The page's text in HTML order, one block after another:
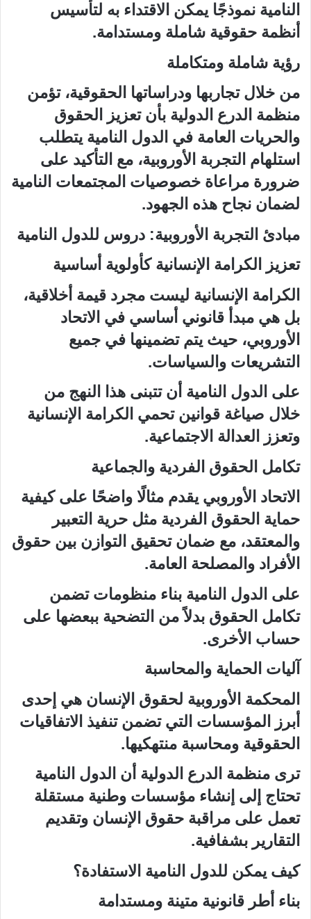
النامية نموذجًا يمكن الاقتداء به لتأسيس
أنظمة حقوقية شاملة ومستدامة.
رؤية شاملة ومتكاملة
من خلال تجاربها ودراساتها الحقوقية، تؤمن
منظمة الدرع الدولية بأن تعزيز الحقوق
والحريات العامة في الدول النامية يتطلب
استلهام التجربة الأوروبية، مع التأكيد على
ضرورة مراعاة خصوصيات المجتمعات النامية
لضمان نجاح هذه الجهود.
مبادئ التجربة الأوروبية: دروس للدول النامية
تعزيز الكرامة الإنسانية كأولوية أساسية
الكرامة الإنسانية ليست مجرد قيمة أخلاقية،
بل هي مبدأ قانوني أساسي في الاتحاد
الأوروبي، حيث يتم تضمينها في جميع
التشريعات والسياسات.
على الدول النامية أن تتبنى هذا النهج من
خلال صياغة قوانين تحمي الكرامة الإنسانية
وتعزز العدالة الاجتماعية.
تكامل الحقوق الفردية والجماعية
الاتحاد الأوروبي يقدم مثالًا واضحًا على كيفية
حماية الحقوق الفردية مثل حرية التعبير
والمعتقد، مع ضمان تحقيق التوازن بين حقوق
الأفراد والمصلحة العامة.
على الدول النامية بناء منظومات تضمن
تكامل الحقوق بدلاً من التضحية ببعضها على
حساب الأخرى.
آليات الحماية والمحاسبة
المحكمة الأوروبية لحقوق الإنسان هي إحدى
أبرز المؤسسات التي تضمن تنفيذ الاتفاقيات
الحقوقية ومحاسبة منتهكيها.
ترى منظمة الدرع الدولية أن الدول النامية
تحتاج إلى إنشاء مؤسسات وطنية مستقلة
تعمل على مراقبة حقوق الإنسان وتقديم
التقارير بشفافية.
كيف يمكن للدول النامية الاستفادة؟
بناء أطر قانونية متينة ومستدامة